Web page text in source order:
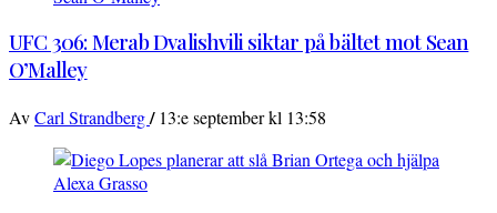
UFC 306: Merab Dvalishvili siktar på bältet mot Sean
O’Malley
AvCarl Strandberg/ 13:e september kl 13:58